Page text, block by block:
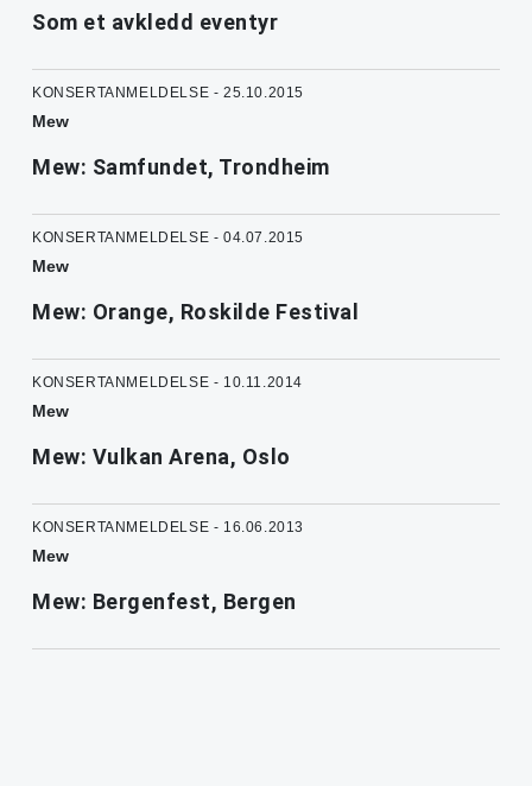
Som et avkledd eventyr
KONSERTANMELDELSE - 25.10.2015
Mew
Mew: Samfundet, Trondheim
KONSERTANMELDELSE - 04.07.2015
Mew
Mew: Orange, Roskilde Festival
KONSERTANMELDELSE - 10.11.2014
Mew
Mew: Vulkan Arena, Oslo
KONSERTANMELDELSE - 16.06.2013
Mew
Mew: Bergenfest, Bergen